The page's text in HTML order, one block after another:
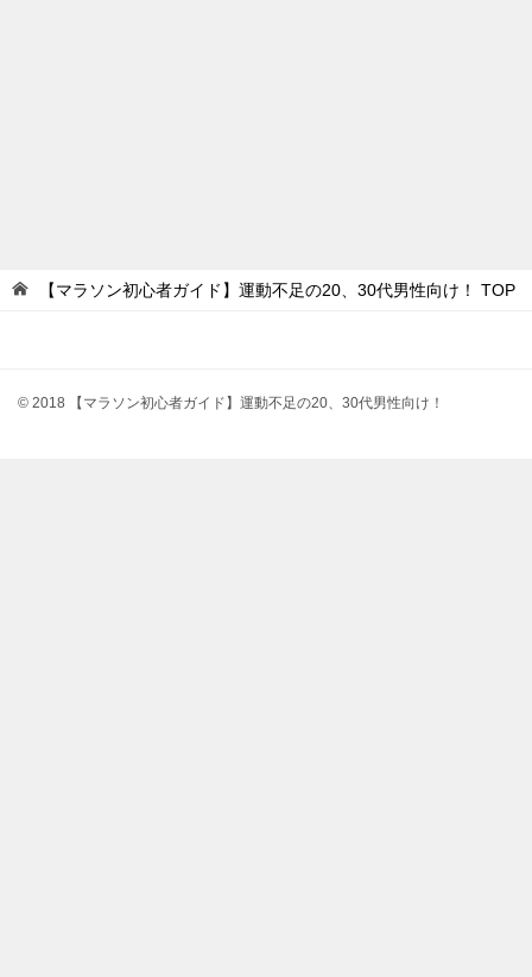
【マラソン初心者ガイド】運動不足の20、30代男性向け！ TOP
© 2018 【マラソン初心者ガイド】運動不足の20、30代男性向け！